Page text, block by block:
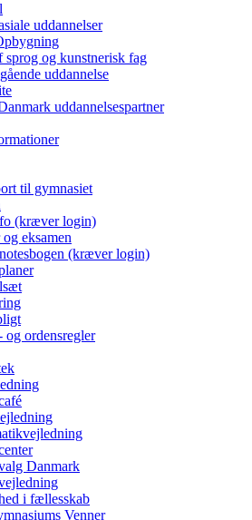
uddannelser
sprog og kunstnerisk fag
uddannelse
uddannelsespartner
til gymnasiet
(kræver login)
eksamen
(kræver login)
og ordensregler
Danmark
i fællesskab
Venner